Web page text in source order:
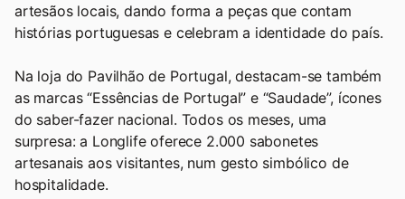
artesãos locais, dando forma a peças que contam
histórias portuguesas e celebram a identidade do país.
Na loja do Pavilhão de Portugal, destacam-se também
as marcas “Essências de Portugal” e “Saudade”, ícones
do saber-fazer nacional. Todos os meses, uma
surpresa: a Longlife oferece 2.000 sabonetes
artesanais aos visitantes, num gesto simbólico de
hospitalidade.